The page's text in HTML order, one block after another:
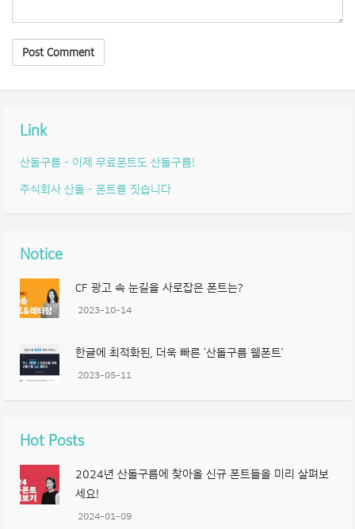
Link
산돌구름 – 이제 무료폰트도 산돌구름!
주식회사 산돌 – 폰트를 짓습니다
Notice
CF 광고 속 눈길을 사로잡은 폰트는?
2023-10-14
한글에 최적화된, 더욱 빠른 ‘산돌구름 웹폰트’
2023-05-11
Hot Posts
2024년 산돌구름에 찾아올 신규 폰트들을 미리 살펴보
세요!
2024-01-09